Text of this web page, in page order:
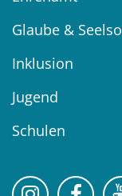
Glaube &
Inklusion
Jugend
Schulen
Bistum